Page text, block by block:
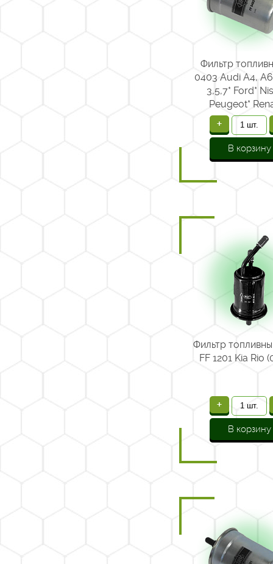
Фильтр
0403 Audi A4,
3,5,7* Ford*
Peugeot*
Mercedes
+
В корзину
Фильтр
FF 1201 Kia Rio
+
В корзину